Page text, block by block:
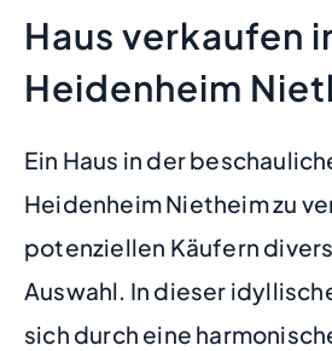
Haus verkaufen
Heidenheim
Ein Haus in der
Heidenheim Nietheim zu
potenziellen Käufern
Auswahl. In dieser
sich durch eine